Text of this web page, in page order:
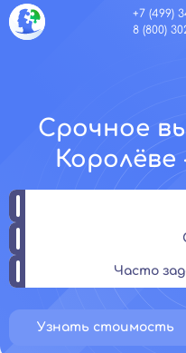
+7 (499)
8 (800)
Срочное
Королёве
Часто
Узнать стоимость